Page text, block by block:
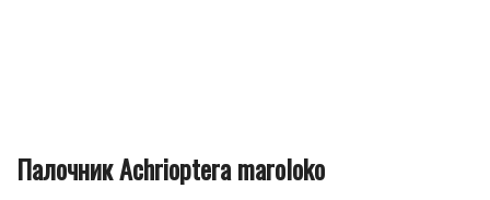
Палочник Achrioptera maroloko